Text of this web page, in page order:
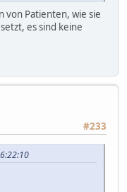
von Patienten, wie sie
es sind keine
#233